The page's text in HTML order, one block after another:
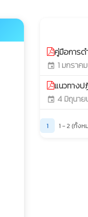
คู่มือการด
event 1 มกราค
แนวทาง
event 4 มิถุนา
1 1 - 2 (ทั้งห